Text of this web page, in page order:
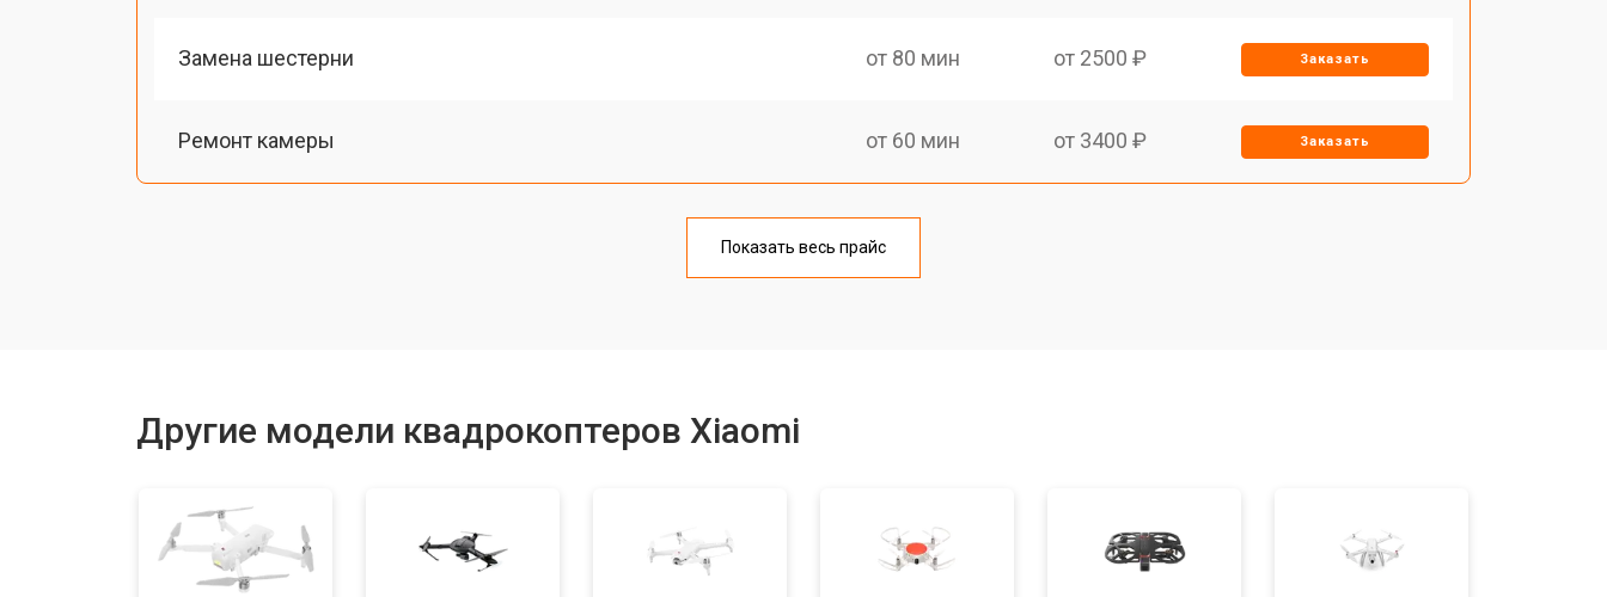
Замена шестерни от 80 мин от 2500 ₽ Заказать
Ремонт камеры от 60 мин от 3400 ₽ Заказать
от 80 мин
Замена GPS-модуля от 60 мин от 1500 ₽ Заказать
Показать весь прайс
Другие модели квадрокоптеров Xiaomi